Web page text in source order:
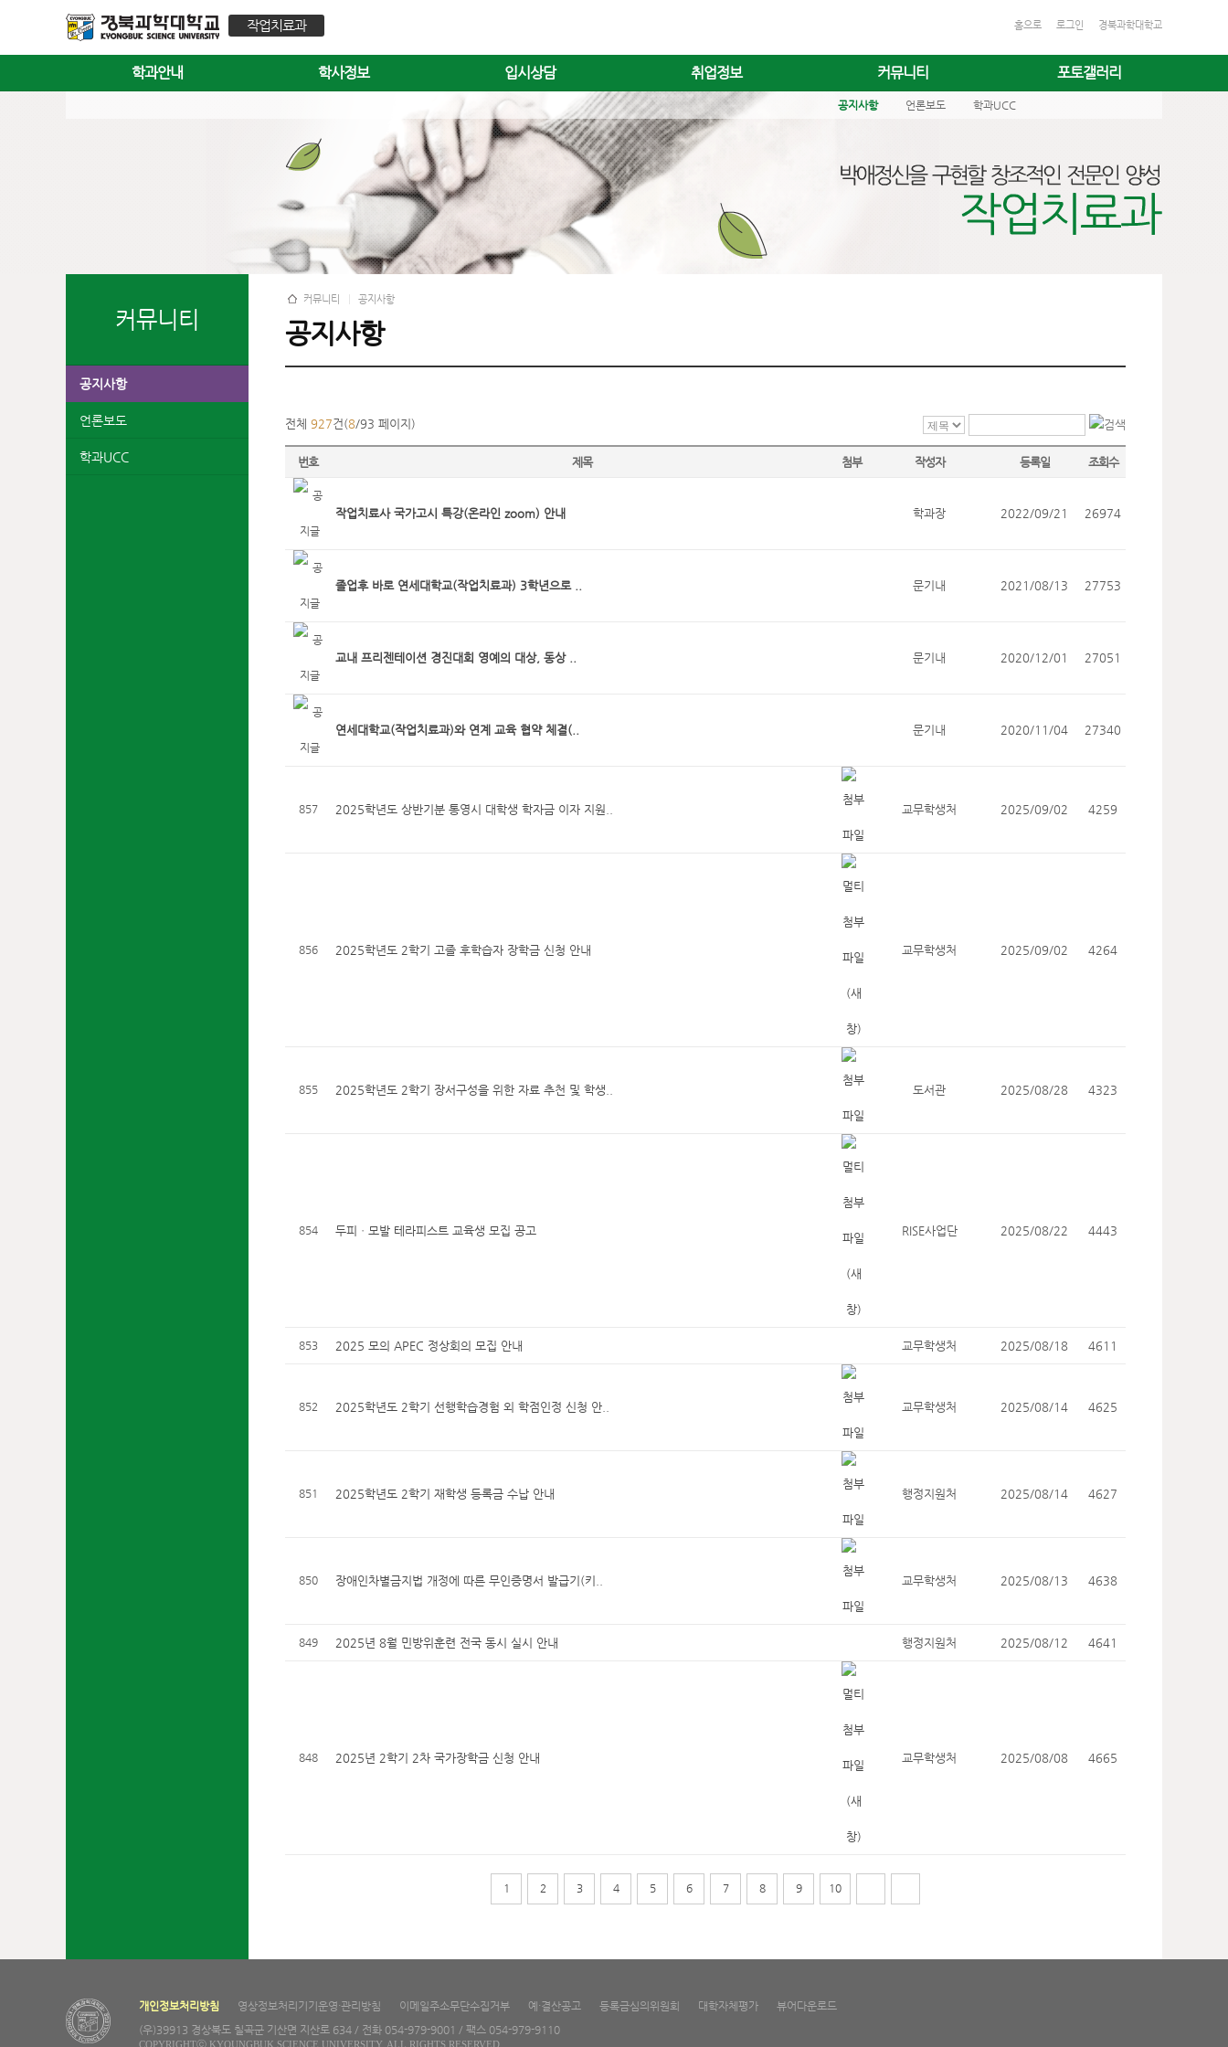
작업치료과 홈으로 로그인 경북과학대학교
학과안내 학사정보 입시상담 취업정보 커뮤니티
공지사항 언론보도 학과UCC
포토갤러리
커뮤니티
공지사항
언론보도
학과UCC
커뮤니티 공지사항
공지사항
전체 927건(8/93 페이지)
번호 제목 첨부 작성자 등록일 조회수
작업치료사 국가고시 특강(온라인 zoom) 안내 학과장 2022/09/21 26974
졸업후 바로 연세대학교(작업치료과) 3학년으로 .. 문기내 2021/08/13 27753
교내 프리젠테이션 경진대회 영예의 대상, 동상 .. 문기내 2020/12/01 27051
연세대학교(작업치료과)와 연계 교육 협약 체결(.. 문기내 2020/11/04 27340
857 2025학년도 상반기분 통영시 대학생 학자금 이자 지원.. 교무학생처 2025/09/02 4259
856 2025학년도 2학기 고졸 후학습자 장학금 신청 안내 교무학생처 2025/09/02 4264
855 2025학년도 2학기 장서구성을 위한 자료 추천 및 학생.. 도서관 2025/08/28 4323
854 두피ㆍ모발 테라피스트 교육생 모집 공고 RISE사업단 2025/08/22 4443
853 2025 모의 APEC 정상회의 모집 안내 교무학생처 2025/08/18 4611
852 2025학년도 2학기 선행학습경험 외 학점인정 신청 안.. 교무학생처 2025/08/14 4625
851 2025학년도 2학기 재학생 등록금 수납 안내 행정지원처 2025/08/14 4627
850 장애인차별금지법 개정에 따른 무인증명서 발급기(키.. 교무학생처 2025/08/13 4638
849 2025년 8월 민방위훈련 전국 동시 실시 안내 행정지원처 2025/08/12 4641
848 2025년 2학기 2차 국가장학금 신청 안내 교무학생처 2025/08/08 4665
1 2 3 4 5 6 7 8 9 10
개인정보처리방침 영상정보처리기기운영·관리방침 이메일주소무단수집거부 예·결산공고 등록금심의위원회 대학자체평가
뷰어다운로드
(우)39913 경상북도 칠곡군 기산면 지산로 634 / 전화 054-979-9001 / 팩스 054-979-9110
COPYRIGHTⓒ KYOUNGBUK SCIENCE UNIVERSITY. ALL RIGHTS RESERVED.